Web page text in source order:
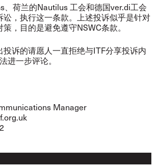
、荷兰的Nautilus 工会和德国ver.di工会
讼，执行这一条款。上述投诉似乎是针对
，目的是避免遵守NSWC条款。
诉的请愿人一直拒绝与ITF分享投诉内
进一步评论。
Manager